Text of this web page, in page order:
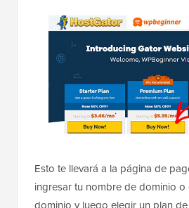
Esto te llevará a la página de
ingresar tu nombre de dominio o
dominio y luego elegir un plan